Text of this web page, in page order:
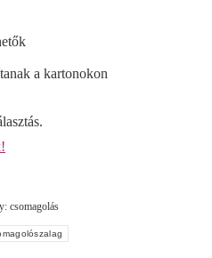
a kartonokon
csomagolás